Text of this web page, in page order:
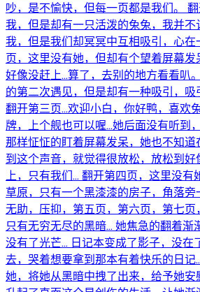
吵，是不愉快，但每一页都是我们。
我，但是却有一只活泼的兔兔，我并
我，但是我们却冥冥中互相吸引，心在
页，这里没有她，但却有个望着屏幕发
好像没赶上...算了，去别的地方看看叭
的第二次遇见，但是却有一种吸引，吸
翻开第三页...欢迎小白，你好鸭，喜欢
牌，上个舰也可以喔...她后面没有听到
那样怔怔的盯着屏幕发呆，她也不知
到这个声音，就觉得很放松，放松到
上，只有我们... 翻开第四页，这里没有
草原，只有一个黑漆漆的房子，角落旁
无助，压抑，第五页，第六页，第七页
只有无穷无尽的黑暗... 她焦急的翻着
没有了光芒... 日记本变成了影子，没在
去，哭着想要拿到那本有着快乐的日记
她，将她从黑暗中拽了出来，给予她